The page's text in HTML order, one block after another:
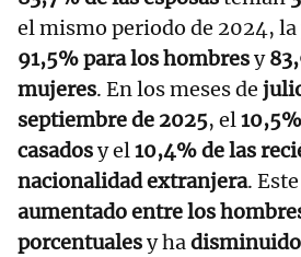
el mismo periodo de 2024,
91,5% para los hombresy
mujeres. En los meses de
septiembre de 2025, el
casadosy el10,4% de las
nacionalidad extranjera.
aumentado entre los
porcentualesy ha